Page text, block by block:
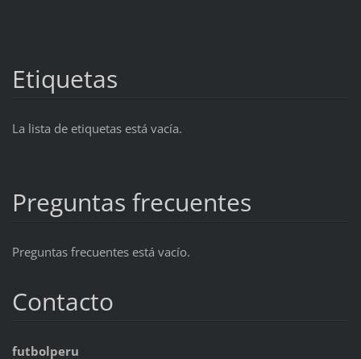
Etiquetas
La lista de etiquetas está vacía.
Preguntas frecuentes
Preguntas frecuentes está vacío.
Contacto
futbolperu